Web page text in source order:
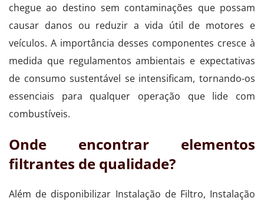
chegue ao destino sem contaminações que possam
causar danos ou reduzir a vida útil de motores e
veículos. A importância desses componentes cresce à
medida que regulamentos ambientais e expectativas
de consumo sustentável se intensificam, tornando-os
essenciais para qualquer operação que lide com
combustíveis.
Onde encontrar elementos
filtrantes de qualidade?
Além de disponibilizar Instalação de Filtro, Instalação